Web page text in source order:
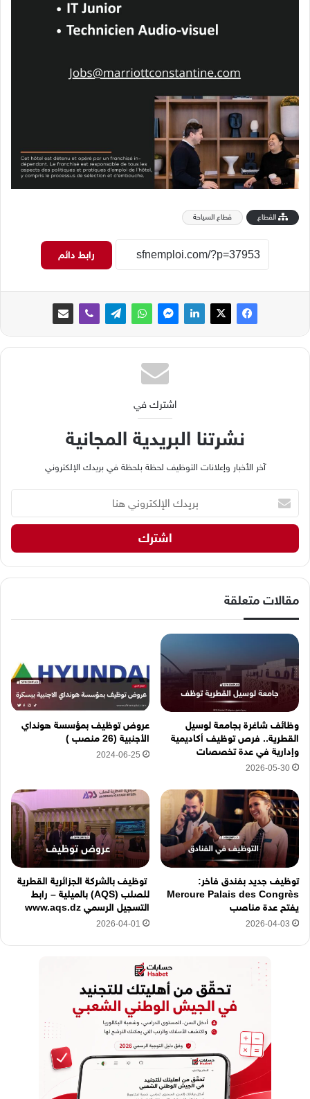
القطاع قطاع السياحة
رابط دائم
اشترك في
نشرتنا البريدية المجانية
آخر الأخبار وإعلانات التوظيف لحظة بلحظة في بريدك الإلكتروني
ي
ك
ا
إ
ت
ر
و
ن
ي
ه
ن
ا
مقالات متعلقة
وظائف شاغرة بجامعة لوسيل
القطرية.. فرص توظيف أكاديمية
وإدارية في عدة تخصصات
2026-05-30
عروض توظيف بمؤسسة هونداي
الأجنبية (26 منصب )
2024-06-25
توظيف جديد بفندق فاخر:
Mercure Palais des Congrès
يفتح عدة مناصب
2026-04-03
توظيف بالشركة الجزائرية القطرية
للصلب (AQS) بالميلية – رابط
التسجيل الرسمي www.aqs.dz
2026-04-01